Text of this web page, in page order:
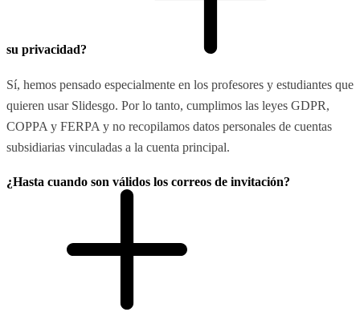
su privacidad?
Sí, hemos pensado especialmente en los profesores y estudiantes que
quieren usar Slidesgo. Por lo tanto, cumplimos las leyes GDPR,
COPPA y FERPA y no recopilamos datos personales de cuentas
subsidiarias vinculadas a la cuenta principal.
¿Hasta cuando son válidos los correos de invitación?